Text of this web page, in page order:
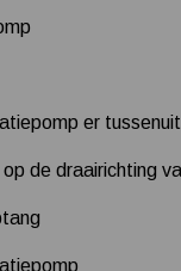
er tussenuit
de draairichting